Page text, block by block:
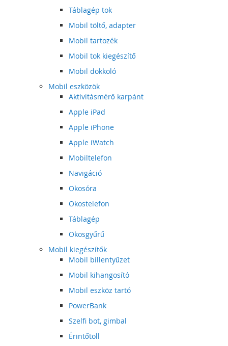
Táblagép tok
Mobil töltő, adapter
Mobil tartozék
Mobil tok kiegészítő
Mobil dokkoló
Mobil eszközök
Aktivitásmérő karpánt
Apple iPad
Apple iPhone
Apple iWatch
Mobiltelefon
Navigáció
Okosóra
Okostelefon
Táblagép
Okosgyűrű
Mobil kiegészítők
Mobil billentyűzet
Mobil kihangosító
Mobil eszköz tartó
PowerBank
Szelfi bot, gimbal
Érintőtoll